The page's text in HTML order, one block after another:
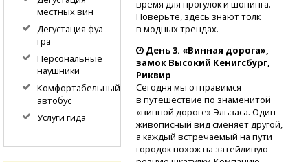
время для прогулок и шопинга.
Поверьте, здесь знают толк
в модных трендах.
День 3. «Винная дорога»,
замок Высокий Кенигсбург,
Риквир
Сегодня мы отправимся
в путешествие по знаменитой
«винной дороге» Эльзаса. Один
живописный вид сменяет другой,
а каждый встречаемый на пути
городок похож на затейливую
местных вин
Дегустация фуа-
гра
Персональные
наушники
Комфортабельный
автобус
Услуги гида